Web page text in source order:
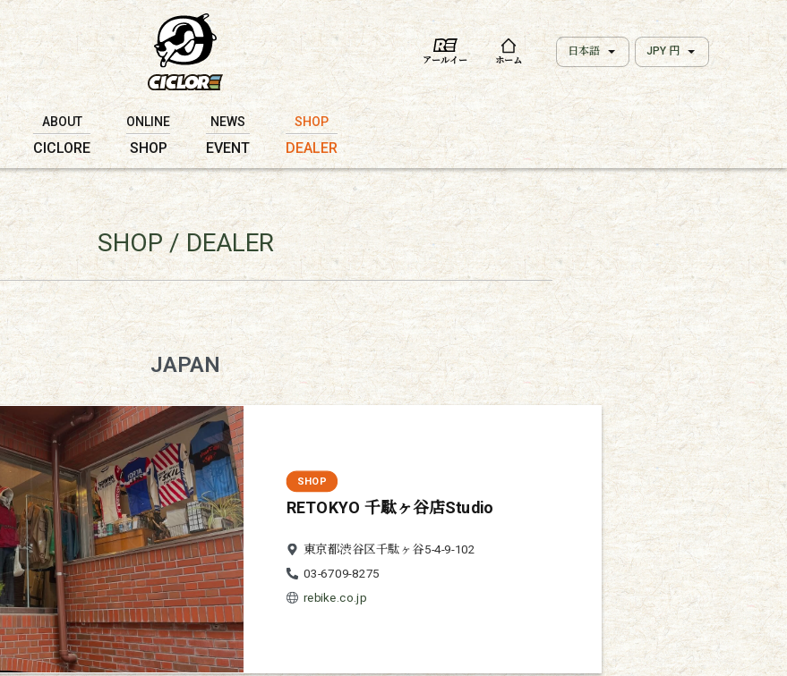
アールイー ホーム
日本語 JPY 円
ABOUT
CICLORE
ONLINE
SHOP
NEWS
EVENT
SHOP
DEALER
SHOP / DEALER
JAPAN
SHOP
RETOKYO 千駄ヶ谷店Studio
東京都渋谷区千駄ヶ谷5-4-9-102
03-6709-8275
rebike.co.jp